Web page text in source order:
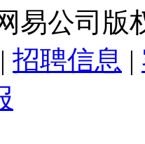
易公司版
| 招聘信息 |